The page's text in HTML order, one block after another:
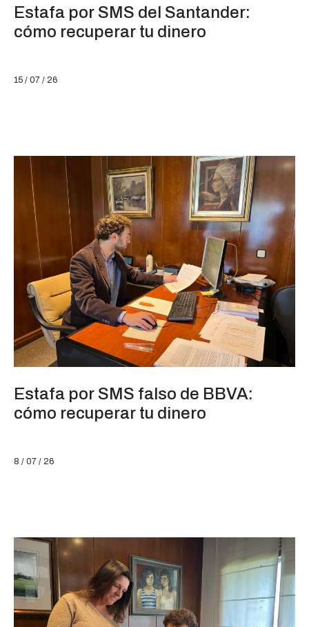
Estafa por SMS del Santander:
cómo recuperar tu dinero
15 / 07 / 26
Estafa por SMS falso de BBVA:
cómo recuperar tu dinero
8 / 07 / 26